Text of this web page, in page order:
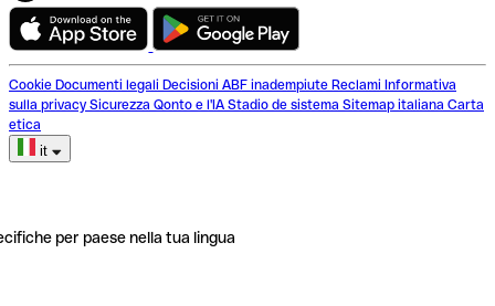
Cookie Documenti legali Decisioni ABF inadempiute Reclami Informativa
sulla privacy Sicurezza Qonto e l'IA Stadio de sistema Sitemap italiana Carta
etica
it
per paese nella tua lingua